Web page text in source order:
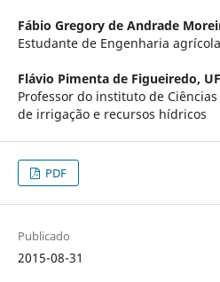
Fábio Gregory de Andrade
Estudante de Engenharia
Flávio Pimenta de Figueiredo,
Professor do instituto de
de irrigação e recursos hídricos
PDF
Publicado
2015-08-31